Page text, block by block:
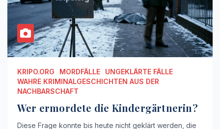
KRIPO.ORG MORDFÄLLE
UNGEKLÄRTE FÄLLE
WAHRE KRIMINALGESCHICHTEN AUS DER
NACHBARSCHAFT
Wer ermordete die Kindergärtnerin?
Diese Frage konnte bis heute nicht geklärt werden, die